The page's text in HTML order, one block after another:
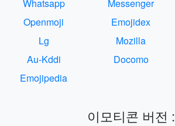
Whatsapp
Messenger
Openmoji
Emojidex
Lg
Mozilla
Au-Kddi
Docomo
Emojipedia
이모티콘 버전 :